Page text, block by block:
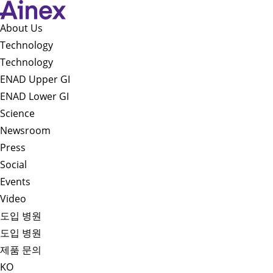
About Us​
Technology
Technology
ENAD Upper GI
ENAD Lower GI
Science
Newsroom
Press
Social
Events
Video
도입 병원
도입 병원
제품 문의
KO